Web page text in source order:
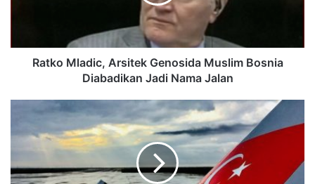
Ratko Mladic, Arsitek Genosida Muslim Bosnia
Diabadikan Jadi Nama Jalan